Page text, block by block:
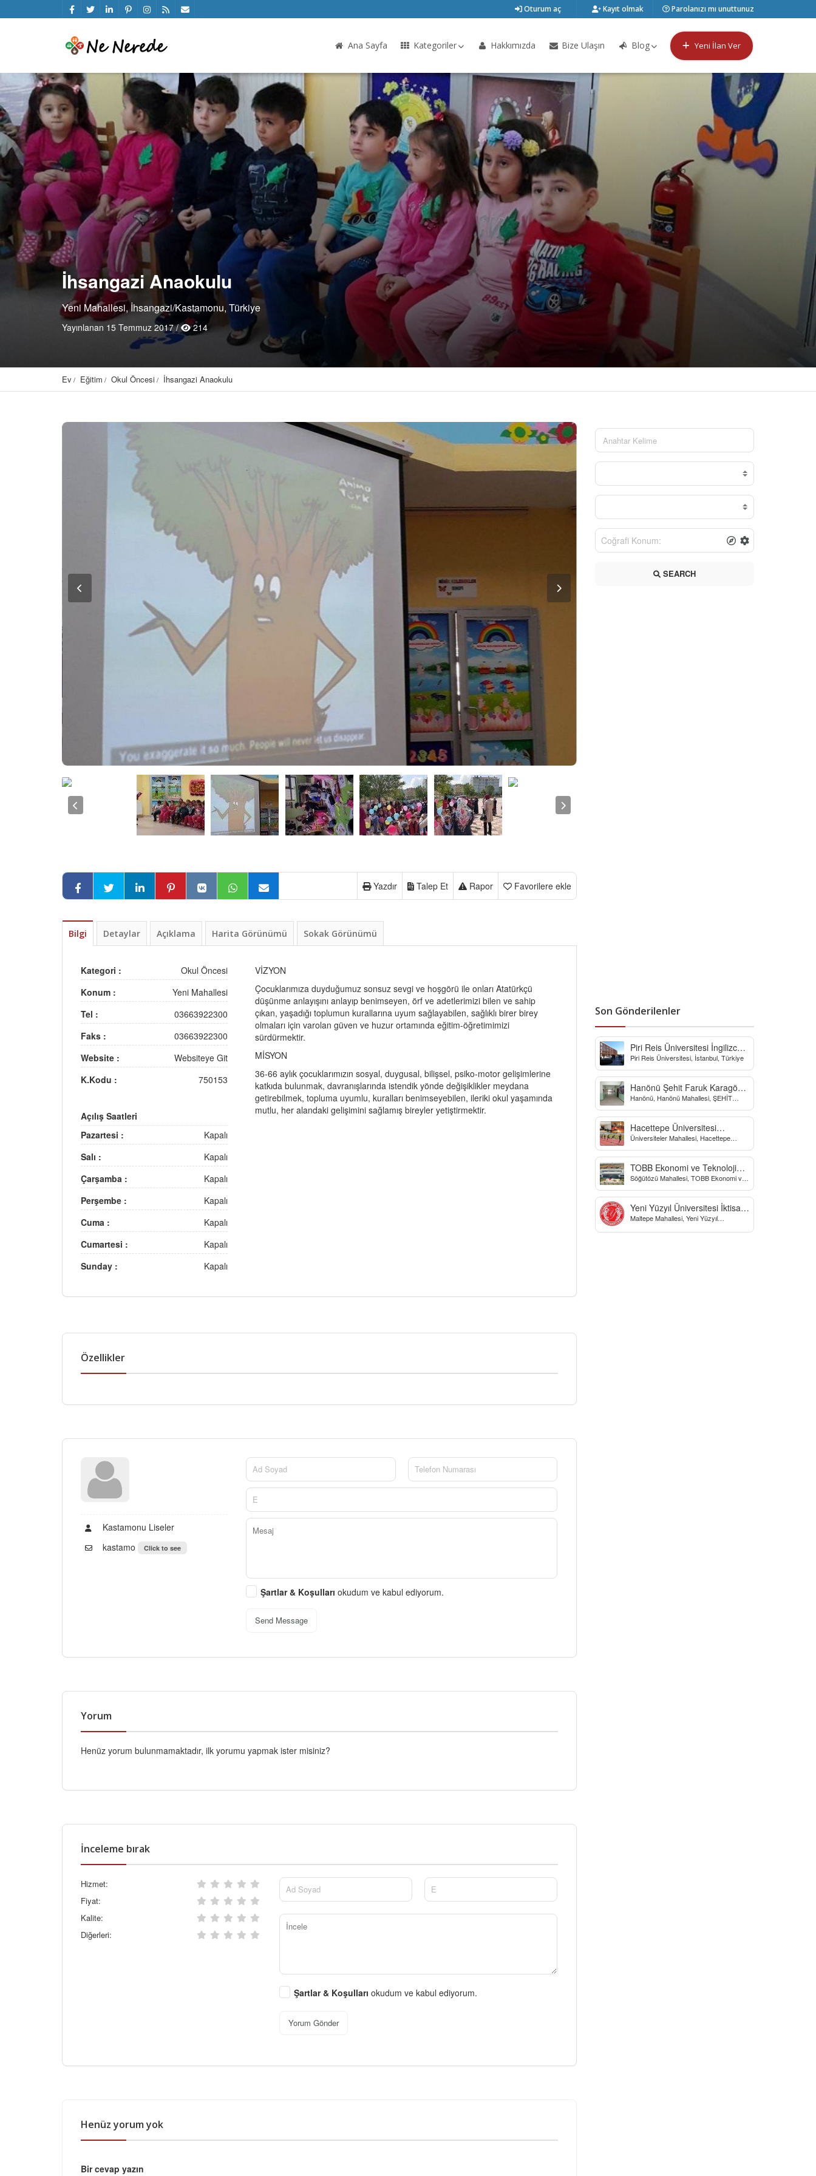
Oturum aç Kayıt olmak Parolanızı mı unuttunuz
Ana Sayfa Kategoriler Hakkımızda Bize Ulaşın Blog Yeni İlan Ver
İhsangazi Anaokulu
Yeni Mahallesi, İhsangazi/Kastamonu, Türkiye
Yayınlanan 15 Temmuz 2017 / 214
Ev Eğitim Okul Öncesi İhsangazi Anaokulu
Favorilere ekle
Rapor
Talep Et
Yazdır
Bilgi Detaylar Açıklama Harita Görünümü Sokak Görünümü
Kategori :
Okul Öncesi
Konum :
Yeni Mahallesi
Tel :
03663922300
Faks :
03663922300
Website :
Websiteye Git
K.Kodu :
750153
Açılış Saatleri
Pazartesi :
Kapalı
Salı :
Kapalı
Çarşamba :
Kapalı
Perşembe :
Kapalı
Cuma :
Kapalı
Cumartesi :
Kapalı
Sunday :
Kapalı
VİZYON
Çocuklarımıza duyduğumuz sonsuz sevgi ve hoşgörü ile onları Atatürkçü
düşünme anlayışını anlayıp benimseyen, örf ve adetlerimizi bilen ve sahip
çıkan, yaşadığı toplumun kurallarına uyum sağlayabilen, sağlıklı birer birey
olmaları için varolan güven ve huzur ortamında eğitim-öğretimimizi
sürdürmektir.
MİSYON
36-66 aylık çocuklarımızın sosyal, duygusal, bilişsel, psiko-motor gelişimlerine
katkıda bulunmak, davranışlarında istendik yönde değişiklikler meydana
getirebilmek, topluma uyumlu, kuralları benimseyebilen, ileriki okul yaşamında
mutlu, her alandaki gelişimini sağlamış bireyler yetiştirmektir.
Özellikler
Kastamonu Liseler
kastamo
Click to see
Şartlar & Koşulları okudum ve kabul ediyorum.
Send Message
Yorum
Henüz yorum bulunmamaktadır, ilk yorumu yapmak ister misiniz?
İnceleme bırak
Hizmet:
Fiyat:
Kalite:
Diğerleri:
Şartlar & Koşullarıokudum ve kabul ediyorum.
Yorum Gönder
Henüz yorum yok
Bir cevap yazın
SEARCH
Son Gönderilenler
Piri Reis Üniversitesi İngilizce
Hazırlık Bölümü
Piri Reis Üniversitesi, İstanbul, Türkiye
Hanönü Şehit Faruk Karagöz
Yatılı Bölge Ortaokulu
Hanönü, Hanönü Mahallesi, ŞEHİT
Sokak, Kastamonu, Türkiye
Hacettepe Üniversitesi
Biyomekanik Laboratuvarı
Üniversiteler Mahallesi, Hacettepe
Yo, Çankaya/Ankara, Türkiye
TOBB Ekonomi ve Teknoloji
Üniversitesi
Söğütözü Mahallesi, TOBB Ekonomi ve
Caddesi, Ankara, Türkiye
Yeni Yüzyıl Üniversitesi İktisadi
ve İdari Bilimler Fakültesi
Maltepe Mahallesi, Yeni Yüzyıl